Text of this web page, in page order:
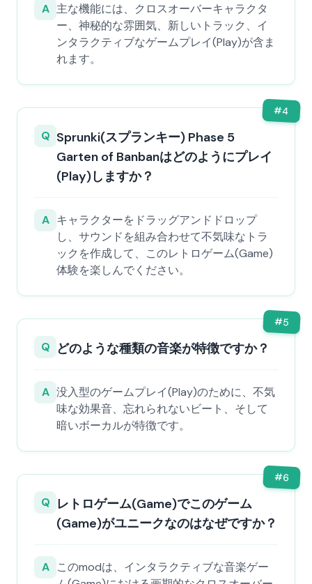
A 主な機能には、クロスオーバーキャラクタ
ー、神秘的な雰囲気、新しいトラック、イ
ンタラクティブなゲームプレイ(Play)が含ま
れます。
#4
Q Sprunki(スプランキー) Phase 5
Garten of Banbanはどのようにプレイ
(Play)しますか？
A キャラクターをドラッグアンドドロップ
し、サウンドを組み合わせて不気味なトラ
ックを作成して、このレトロゲーム(Game)
体験を楽しんでください。
#5
Q どのような種類の音楽が特徴ですか？
A 没入型のゲームプレイ(Play)のために、不気
味な効果音、忘れられないビート、そして
暗いボーカルが特徴です。
#6
Q レトロゲーム(Game)でこのゲーム
(Game)がユニークなのはなぜですか？
A このmodは、インタラクティブな音楽ゲー